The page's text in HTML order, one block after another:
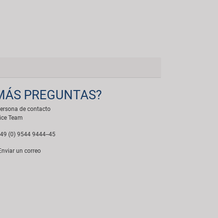
PREGUNTAS?
de contacto
Team
(0) 9544 9444--45
un correo